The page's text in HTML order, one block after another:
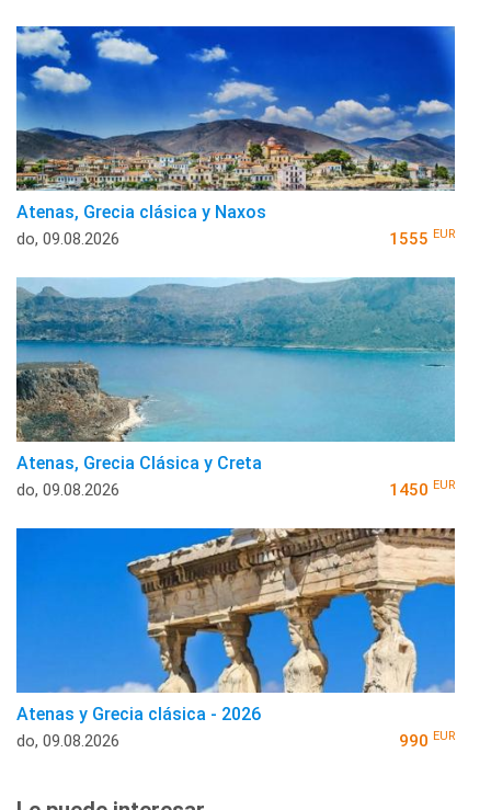
Atenas, Grecia clásica y Naxos
do, 09.08.2026 1555 EUR
Atenas, Grecia Clásica y Creta
do, 09.08.2026 1450 EUR
Atenas y Grecia clásica - 2026
do, 09.08.2026 990 EUR